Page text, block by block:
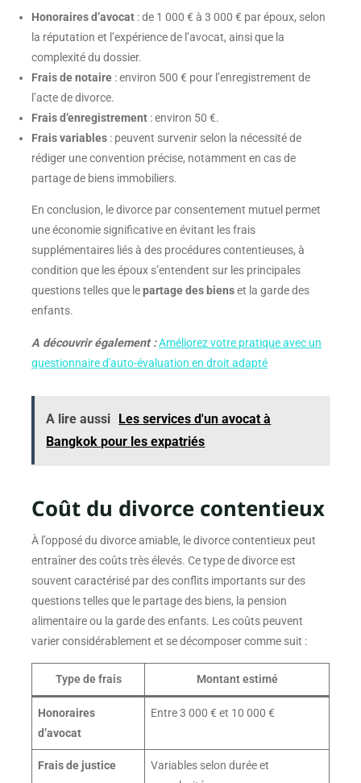
Honoraires d’avocat: de 1 000 € à 3 000 € par époux, selon
la réputation et l’expérience de l’avocat, ainsi que la
complexité du dossier.
Frais de notaire: environ 500 € pour l’enregistrement de
l’acte de divorce.
Frais d’enregistrement: environ 50 €.
Frais variables: peuvent survenir selon la nécessité de
rédiger une convention précise, notamment en cas de
partage de biens immobiliers.
En conclusion, le divorce par consentement mutuel permet
une économie significative en évitant les frais
supplémentaires liés à des procédures contentieuses, à
condition que les époux s’entendent sur les principales
questions telles que lepartage des bienset la garde des
enfants.
A découvrir également :Améliorez votre pratique avec un
questionnaire d'auto-évaluation en droit adapté
A lire aussi
Les services d'un avocat à
Bangkok pour les expatriés
Coût du divorce contentieux
À l’opposé du divorce amiable, le divorce contentieux peut
entraîner des coûts très élevés. Ce type de divorce est
souvent caractérisé par des conflits importants sur des
questions telles que le partage des biens, la pension
alimentaire ou la garde des enfants. Les coûts peuvent
varier considérablement et se décomposer comme suit :
Type de frais Montant estimé
Honoraires
d’avocat
Entre 3 000 € et 10 000 €
Frais de justice
Variables selon durée et